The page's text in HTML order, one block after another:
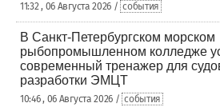
11:32 , 06 Августа 2026 / события
В Санкт-Петербургском морском
рыбопромышленном колледже
современный тренажер для
разработки ЭМЦТ
10:46 , 06 Августа 2026 / события